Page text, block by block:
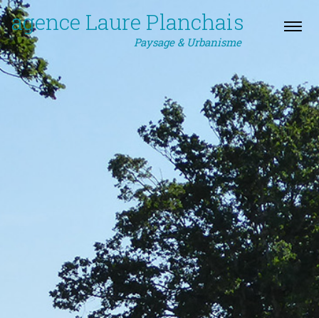
agence Laure Planchais
Paysage & Urbanisme